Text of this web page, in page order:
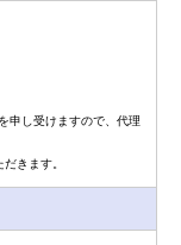
申し受けますので、代理
きます。